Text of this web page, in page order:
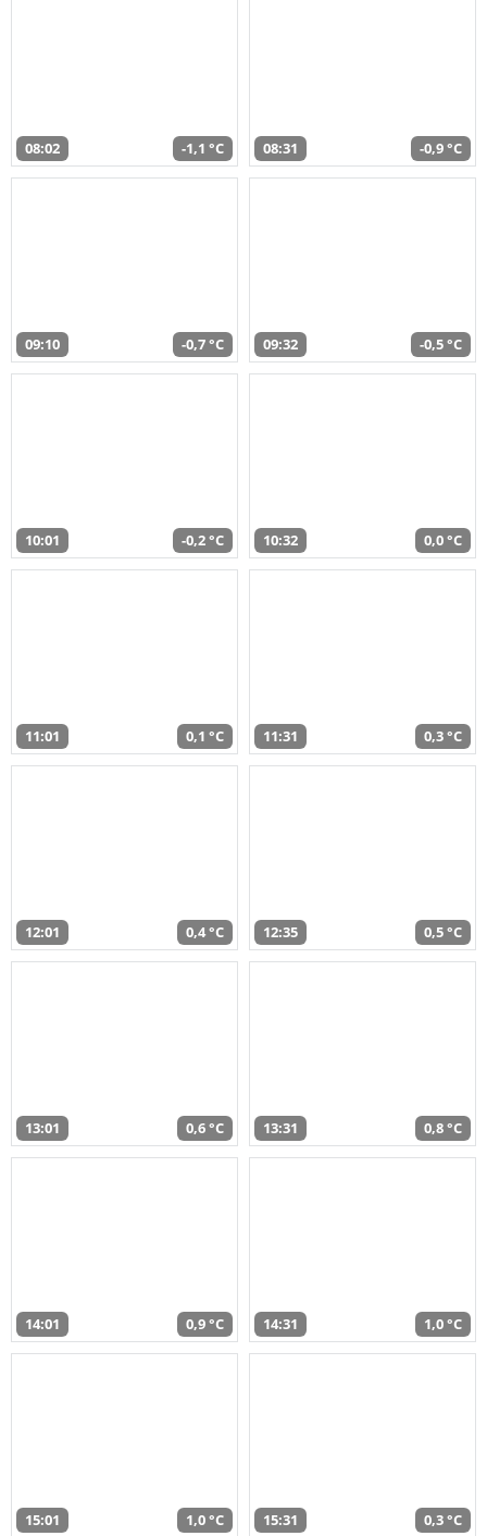
08:02 -1,1 °C 08:31 -0,9 °C
09:10 -0,7 °C 09:32 -0,5 °C
10:01 -0,2 °C 10:32 0,0 °C
11:01 0,1 °C 11:31 0,3 °C
12:01 0,4 °C 12:35 0,5 °C
13:01 0,6 °C 13:31 0,8 °C
14:01 0,9 °C 14:31 1,0 °C
15:01 1,0 °C 15:31 0,3 °C